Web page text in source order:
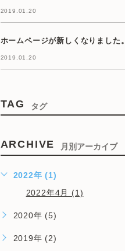
2019.01.20
ホームページが新しくなりました。
2019.01.20
TAG タグ
ARCHIVE 月別アーカイブ
2022年 (1)
2022年4月 (1)
2020年 (5)
2019年 (2)